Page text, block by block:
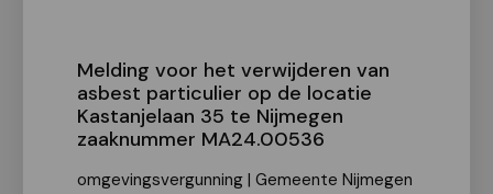
Melding voor het verwijderen van
asbest particulier op de locatie
Kastanjelaan 35 te Nijmegen
zaaknummer MA24.00536
omgevingsvergunning | Gemeente Nijmegen